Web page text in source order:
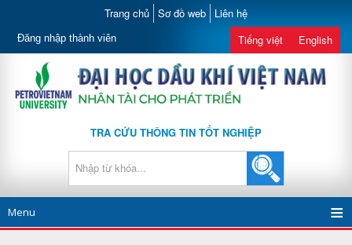
Trang chủ Sơ đồ web Liên hệ
Đăng nhập thành viên Tiếng việt English
TRA CỨU THÔNG TIN TỐT NGHIỆP
Menu